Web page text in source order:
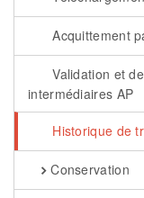
Acquittement
Validation et
intermédiaires AP
Historique de
Conservation